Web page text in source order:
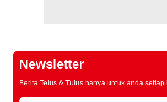
Newsletter
Berita Telus & Tulus hanya untuk anda